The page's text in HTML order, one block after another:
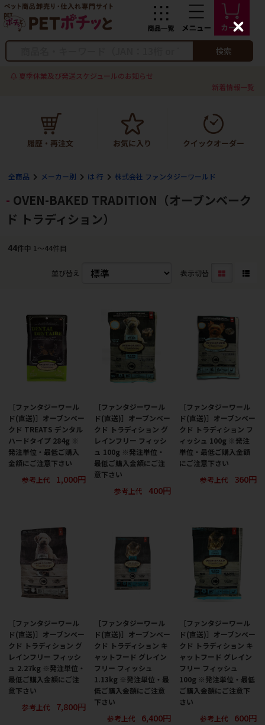
検索
夏季休業及び発送スケジュールのお知らせ
新着情報一覧
全商品 メーカー別 は 行 株式会社 ファンタジーワールド
OVEN-BAKED TRADITION（オーブンベーク
ド トラディション）
44件中 1〜44件目
並び替え 表示切替
［ファンタジーワール
ド(直送)］オーブンベー
クド TREATS デンタル
ハードタイプ 284g ※
発注単位・最低ご購入
金額にご注意下さい
参考上代
1,000円
［ファンタジーワール
ド(直送)］オーブンベー
クド トラディション グ
レインフリー フィッシ
ュ 100g ※発注単位・
最低ご購入金額にご注
意下さい
参考上代
400円
［ファンタジーワール
ド(直送)］オーブンベー
クド トラディション フ
ィッシュ 100g ※発注
単位・最低ご購入金額
にご注意下さい
参考上代
360円
［ファンタジーワール
ド(直送)］オーブンベー
クド トラディション グ
レインフリー フィッシ
ュ 2.27kg ※発注単位・
最低ご購入金額にご注
意下さい
参考上代
7,800円
［ファンタジーワール
ド(直送)］オーブンベー
クド トラディション キ
ャットフード グレイン
フリー フィッシュ
1.13kg ※発注単位・最
低ご購入金額にご注意
下さい
参考上代
6,400円
［ファンタジーワール
ド(直送)］オーブンベー
クド トラディション キ
ャットフード グレイン
フリー フィッシュ
100g ※発注単位・最低
ご購入金額にご注意下
さい
参考上代
600円
C
l
s